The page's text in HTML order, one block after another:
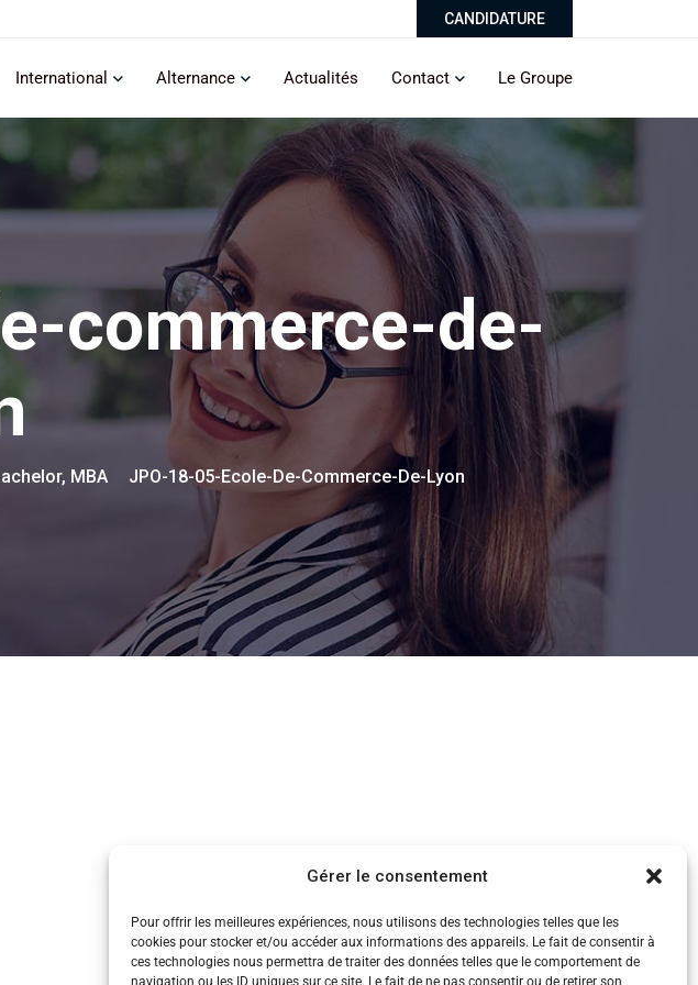
Gérer le consentement
Pour offrir les meilleures expériences, nous utilisons des technologies telles que les
cookies pour stocker et/ou accéder aux informations des appareils. Le fait de consentir à
ces technologies nous permettra de traiter des données telles que le comportement de
navigation ou les ID uniques sur ce site. Le fait de ne pas consentir ou de retirer son
CANDIDATURE
International Alternance Actualités Contact Le Groupe
commerce-de-
MBA JPO-18-05-Ecole-De-Commerce-De-Lyon